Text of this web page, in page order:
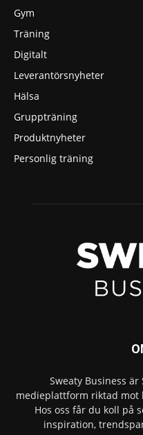
Gym
Träning
Digitalt
Leverantörsnyheter
Hälsa
Gruppträning
Produktnyheter
Personlig träning
Sweaty Business
medieplattform riktad mot
Hos oss får du koll på
inspiration,